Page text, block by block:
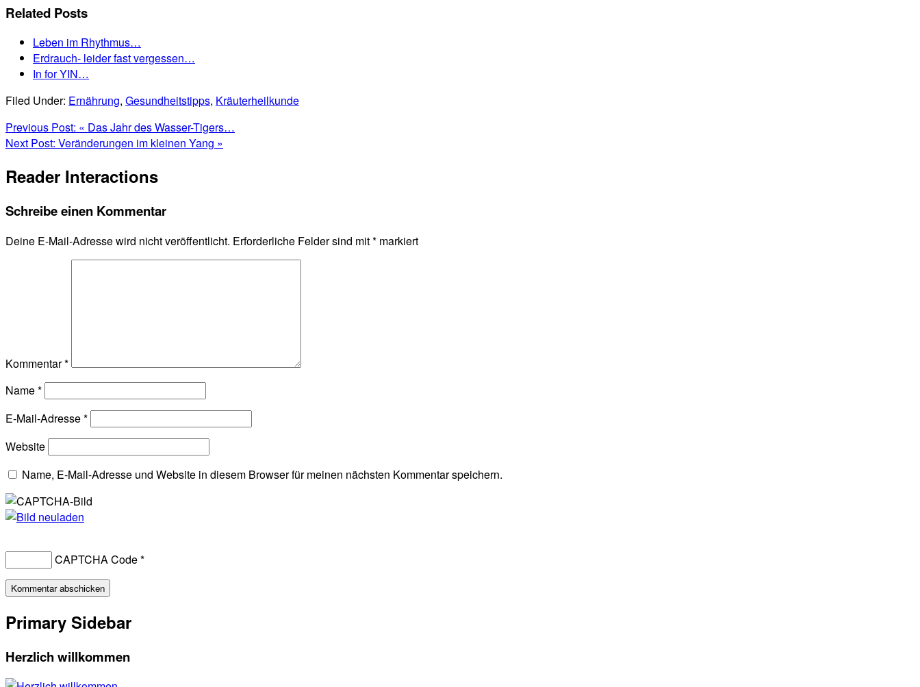
Related Posts
Leben im Rhythmus…
Erdrauch- leider fast vergessen…
In for YIN…
Filed Under: Ernährung, Gesundheitstipps, Kräuterheilkunde
Previous Post: « Das Jahr des Wasser-Tigers…
Next Post: Veränderungen im kleinen Yang »
Reader Interactions
Schreibe einen Kommentar
Deine E-Mail-Adresse wird nicht veröffentlicht. Erforderliche Felder sind mit* markiert
Kommentar*
Name*
E-Mail-Adresse*
Website
Name, E-Mail-Adresse und Website in diesem Browser für meinen nächsten Kommentar speichern.
CAPTCHA Code*
Primary Sidebar
Herzlich willkommen